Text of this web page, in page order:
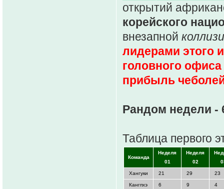
открытий
корейского
внезапной
лидерами этого
головного
прибыль
Рандом недели -
Таблица первого
Команда
Неделя
01
Неделя
02
Хангуки 21 29 23
Кангпхэ 6 9 4